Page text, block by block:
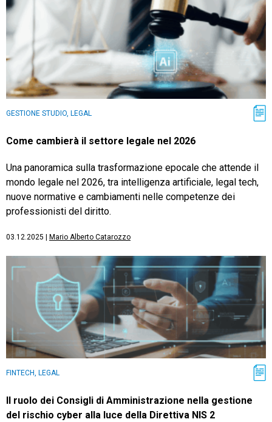
GESTIONE STUDIO, LEGAL
Come cambierà il settore legale nel 2026
Una panoramica sulla trasformazione epocale che attende il
mondo legale nel 2026, tra intelligenza artificiale, legal tech,
nuove normative e cambiamenti nelle competenze dei
professionisti del diritto.
03.12.2025 Mario Alberto Catarozzo
FINTECH, LEGAL
Il ruolo dei Consigli di Amministrazione nella gestione
del rischio cyber alla luce della Direttiva NIS 2